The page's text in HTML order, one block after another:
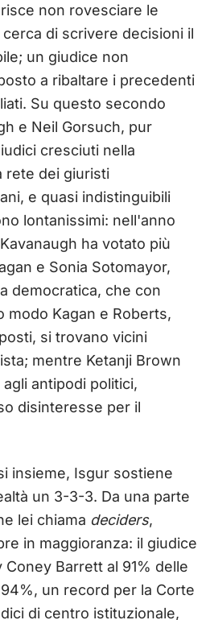
non rovesciare le
di scrivere decisioni il
un giudice non
a ribaltare i precedenti
Su questo secondo
e Neil Gorsuch, pur
cresciuti nella
rete dei giuristi
e quasi indistinguibili
lontanissimi: nell'anno
ha votato più
e Sonia Sotomayor,
democratica, che con
modo Kagan e Roberts,
si trovano vicini
mentre Ketanji Brown
antipodi politici,
disinteresse per il
insieme, Isgur sostiene
un 3-3-3. Da una parte
lei chiama deciders,
in maggioranza: il giudice
Barrett al 91% delle
un record per la Corte
di centro istituzionale,